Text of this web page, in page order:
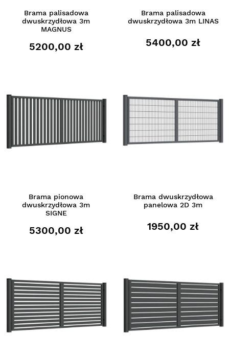
Brama palisadowa
dwuskrzydłowa 3m
MAGNUS
5200,00 zł
Brama palisadowa
dwuskrzydłowa 3m LINAS
5400,00 zł
Brama pionowa
dwuskrzydłowa 3m
SIGNE
5300,00 zł
Brama dwuskrzydłowa
panelowa 2D 3m
1950,00 zł